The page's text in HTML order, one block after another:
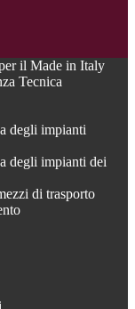
il Made in Italy
Tecnica
degli impianti
degli impianti dei
di trasporto